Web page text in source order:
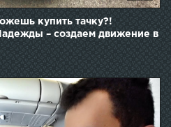
купить тачку?!
– создаем движение в